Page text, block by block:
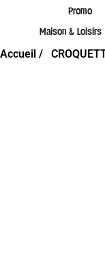
Promo
Maison & Loisirs
Accueil /